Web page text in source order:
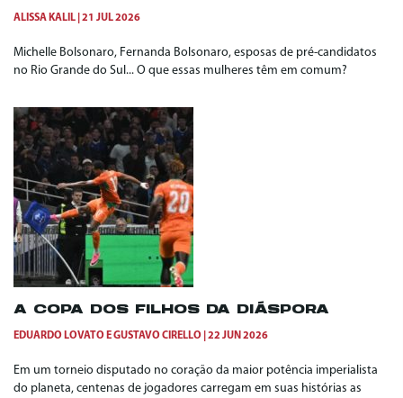
ALISSA KALIL 21 JUL 2026
Michelle Bolsonaro, Fernanda Bolsonaro, esposas de pré-candidatos
no Rio Grande do Sul... O que essas mulheres têm em comum?
A COPA DOS FILHOS DA DIÁSPORA
EDUARDO LOVATO EGUSTAVO CIRELLO 22 JUN 2026
Em um torneio disputado no coração da maior potência imperialista
do planeta, centenas de jogadores carregam em suas histórias as